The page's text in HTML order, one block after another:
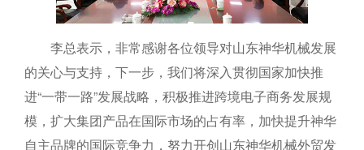
李总表示，非常感谢各位领导对山东神华机械发展
的关心与支持，下一步，我们将深入贯彻国家加快推
进“一带一路”发展战略，积极推进跨境电子商务发展规
模，扩大集团产品在国际市场的占有率，加快提升神华
自主品牌的国际竞争力，努力开创山东神华机械外贸发